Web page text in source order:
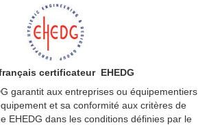
certificateur EHEDG
garantit aux entreprises ou équipementiers
et sa conformité aux critères de
EHEDG dans les conditions définies par le